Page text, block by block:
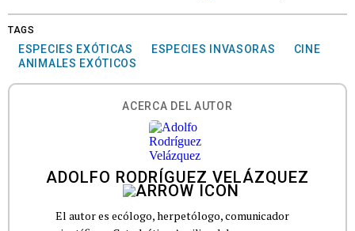
TAGS
ESPECIES EXÓTICAS ESPECIES INVASORAS
CINE
ANIMALES EXÓTICOS
ACERCA DEL AUTOR
ADOLFO RODRÍGUEZ VELÁZQUEZ
El autor es ecólogo, herpetólogo, comunicador